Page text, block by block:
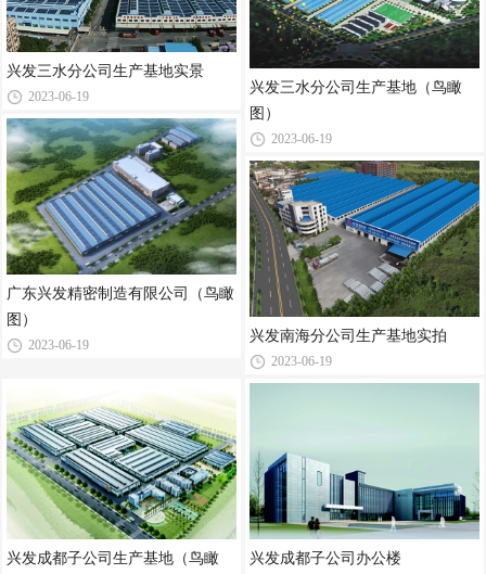
兴发三水分公司生产基地实景
2023-06-19
广东兴发精密制造有限公司（鸟瞰
图）
2023-06-19
兴发三水分公司生产基地（鸟瞰
图）
2023-06-19
兴发南海分公司生产基地实拍
2023-06-19
兴发成都子公司生产基地（鸟瞰
兴发成都子公司办公楼